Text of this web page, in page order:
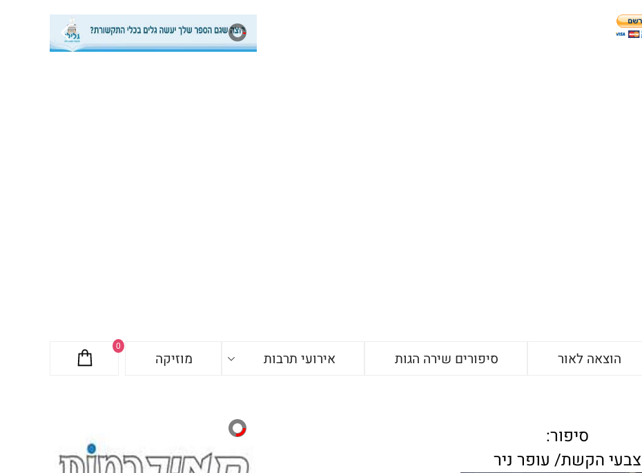
0
הוצאה לאור סיפורים שירה הגות אירועי תרבות
מוזיקה
סיפור:
צבעי הקשת/ עופר ניר